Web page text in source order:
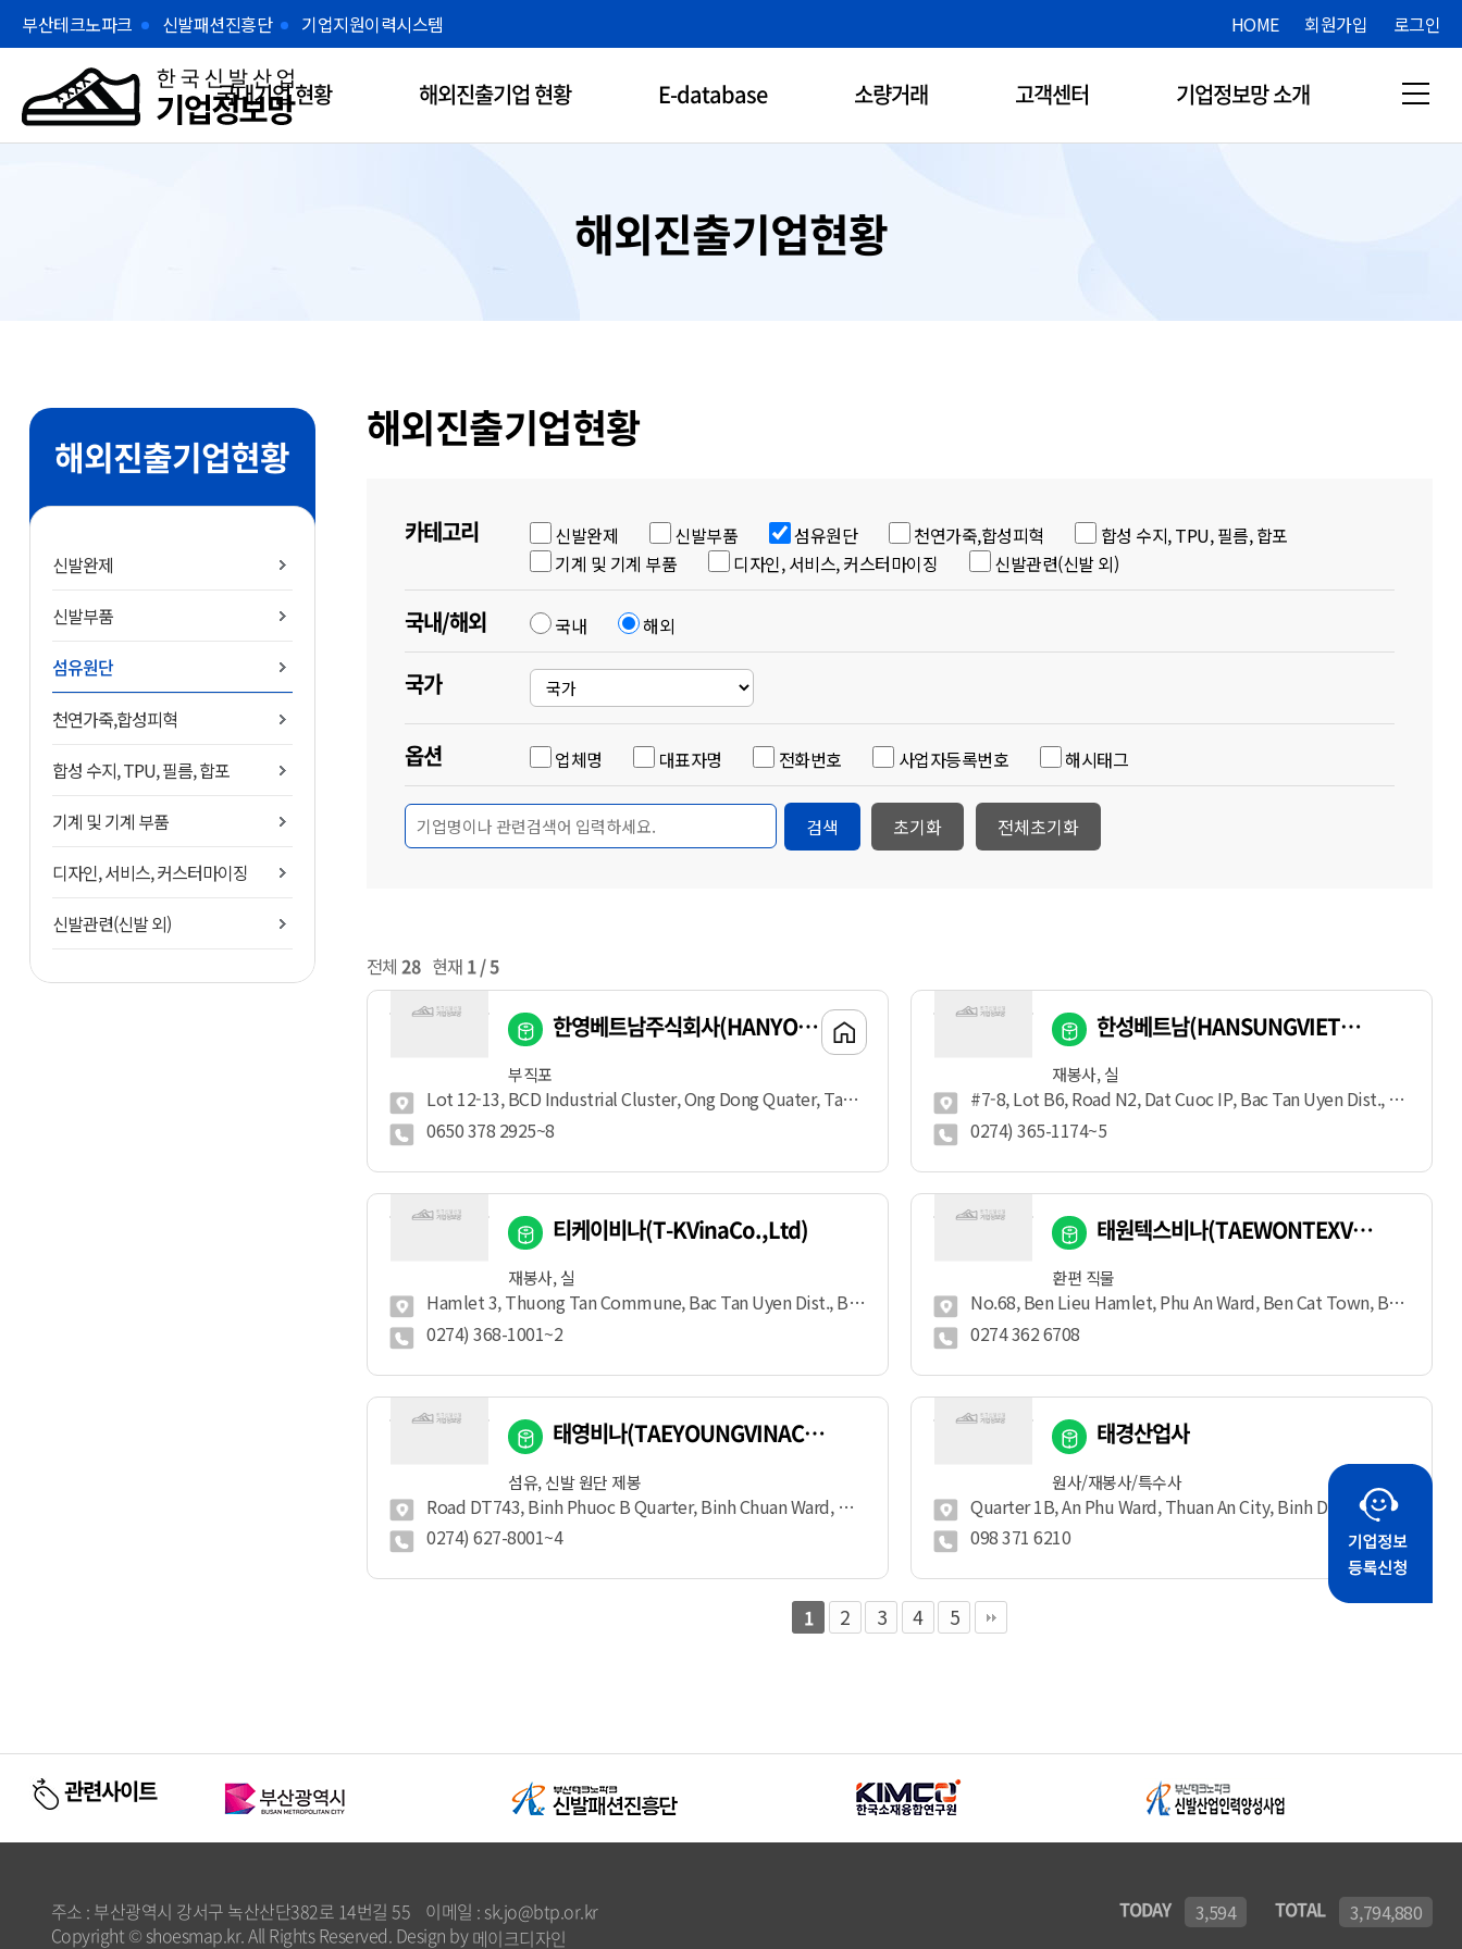
본문 바로가기
부산테크노파크 신발패션진흥단 기업지원이력시스템 HOME 회원가입 로그인
국내기업 현황 해외진출기업 현황 E-database 소량거래 고객센터 기업정보망 소개
메뉴 열기
열기
해외진출기업현황
해외진출기업현황
신발완제
신발부품
섬유원단
천연가죽,합성피혁
합성 수지, TPU, 필름, 합포
기계 및 기계 부품
디자인, 서비스, 커스터마이징
신발관련(신발 외)
해외진출기업현황
카테고리 신발완제 신발부품 섬유원단 천연가죽,합성피혁
합성 수지, TPU, 필름, 합포
기계 및 기계 부품
디자인, 서비스, 커스터마이징 신발관련(신발 외)
국내/해외 국내 해외
국가
옵션 업체명 대표자명 전화번호 사업자등록번호 해시태그
검색 초기화 전체초기화
전체28현재 1 / 5
한영베트남주식회사(HANYOUNGVIETNAMCO.,LTD)
부직포
Lot 12-13, BCD Industrial Cluster, Ong Dong Quater, Tan Hiep Ward, Tan Uyen Town, Binh Duong
0650 378 2925~8
한성베트남(HANSUNGVIETNAMCO.,LTD)
재봉사, 실
#7-8, Lot B6, Road N2, Dat Cuoc IP, Bac Tan Uyen Dist., Binh Duong
0274) 365-1174~5
티케이비나(T-KVinaCo.,Ltd)
재봉사, 실
Hamlet 3, Thuong Tan Commune, Bac Tan Uyen Dist., Binh Duong
0274) 368-1001~2
태원텍스비나(TAEWONTEXVINACO.,LTD)
환편 직물
No.68, Ben Lieu Hamlet, Phu An Ward, Ben Cat Town, Binh Duong
0274 362 6708
태영비나(TAEYOUNGVINACO.,LTD)
섬유, 신발 원단 제봉
Road DT743, Binh Phuoc B Quarter, Binh Chuan Ward, Thuan An City, Binh Duong
0274) 627-8001~4
태경산업사
원사/재봉사/특수사
Quarter 1B, An Phu Ward, Thuan An City, Binh Duong
098 371 6210
1 2 3 4 5
관련사이트
주소 : 부산광역시 강서구 녹산산단382로 14번길 55
이메일 : sk.jo@btp.or.kr
Copyright © shoesmap.kr. All Rights Reserved. Design by메이크디자인
TODAY 3,594 TOTAL 3,794,880